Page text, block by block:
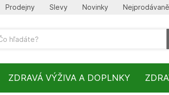
Prodejny Slevy Novinky
ZDRAVÁ VÝŽIVA A DOPLNKY